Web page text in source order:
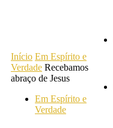
Início Em Espírito e
Verdade Recebamos o
abraço de Jesus
Em Espírito e
Verdade